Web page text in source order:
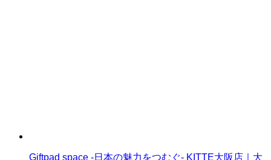
Giftpad space -日本の魅力をつむぐ- KITTE大阪店｜大